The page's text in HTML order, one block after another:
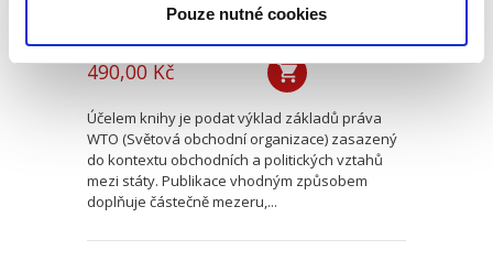
Pouze nutné cookies
490,00 Kč
Účelem knihy je podat výklad základů práva
WTO (Světová obchodní organizace) zasazený
do kontextu obchodních a politických vztahů
mezi státy. Publikace vhodným způsobem
doplňuje částečně mezeru,...